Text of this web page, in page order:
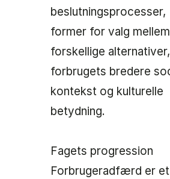
beslutningsprocesser,
former for valg mellem
forskellige
forbrugets bredere
kontekst og kulturelle
betydning.
Fagets progression
Forbrugeradfærd er et